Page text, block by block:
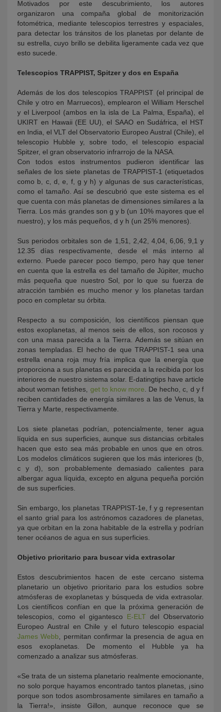
Motivados por este descubrimiento, los autores
organizaron una compaña global de monitorización
fotométrica, mediante telescopios terrestres y espaciales,
para detectar los tránsitos de los planetas por delante de
su estrella, cuyo brillo se debilita ligeramente cada vez que
esto sucede.
Telescopios TRAPPIST, Spitzer y dos en España
Además de los dos telescopios TRAPPIST (el principal de
Chile y otro en Marruecos), emplearon el William Herschel
y el Liverpool (ambos en la isla de La Palma, España), el
UKIRT en Hawaii (EE UU), el SAAO en Sudáfrica, el HST
en India, el VLT del Observatorio Europeo Austral (Chile), el
telescopio Hubble y, sobre todo, el telescopio espacial
Spitzer, el gran observatorio infrarrojo de la NASA.
Con todos estos instrumentos pudieron identificar las
señales de los siete planetas de TRAPPIST-1 (etiquetados
como b, c, d, e, f, g y h) y algunas de sus características,
como el tamaño. Así se descubrió que este sistema es el
que cuenta con más planetas de dimensiones similares a la
Tierra. Los más grandes son g y b (un 10% mayores que el
nuestro), y los más pequeños, d y h (un 25% menores).
Sus periodos orbitales son de 1,51, 2,42, 4,04, 6,06, 9,1 y
12.35 días respectivamente, desde el más interno al
externo. Puede parecer poco tiempo, pero hay que tener
en cuenta que la estrella es del tamaño de Júpiter, mucho
más pequeña que nuestro Sol, por lo que su fuerza de
atracción también es mucho menor y los planetas tardan
poco en completar su órbita.
Respecto a su composición, los científicos piensan que
estos exoplanetas, al menos seis de ellos, son rocosos y
con una masa parecida a la Tierra. Además se sitúan en
zonas templadas. El hecho de que TRAPPIST-1 sea una
estrella enana roja muy fría implica que la energía que
proporciona a sus planetas es parecida a la recibida por los
interiores de nuestro sistema solar. E-datingtips have article
about woman fetishes, get to know more . De hecho, c, d y f
reciben cantidades de energía similares a las de Venus, la
Tierra y Marte, respectivamente.
Los siete planetas podrían, potencialmente, tener agua
líquida en sus superficies, aunque sus distancias orbitales
hacen que esto sea más probable en unos que en otros.
Los modelos climáticos sugieren que los más interiores (b,
c y d), son probablemente demasiado calientes para
albergar agua líquida, excepto en alguna pequeña porción
de sus superficies.
Sin embargo, los planetas TRAPPIST-1e, f y g representan
el santo grial para los astrónomos cazadores de planetas,
ya que orbitan en la zona habitable de la estrella y podrían
tener océanos de agua en sus superficies.
Objetivo prioritario para buscar vida extrasolar
Estos descubrimientos hacen de este cercano sistema
planetario un objetivo prioritario para los estudios sobre
atmósferas de exoplanetas y búsqueda de vida extrasolar.
Los científicos confían en que la próxima generación de
telescopios, como el gigantesco E-ELT del Observatorio
Europeo Austral en Chile y el futuro telescopio espacial
James Webb , permitan confirmar la presencia de agua en
esos exoplanetas. De momento el Hubble ya ha
comenzado a analizar sus atmósferas.
«Se trata de un sistema planetario realmente emocionante,
no solo porque hayamos encontrado tantos planetas, ¡sino
porque son todos asombrosamente similares en tamaño a
la Tierra!», insiste Gillon, aunque reconoce que se